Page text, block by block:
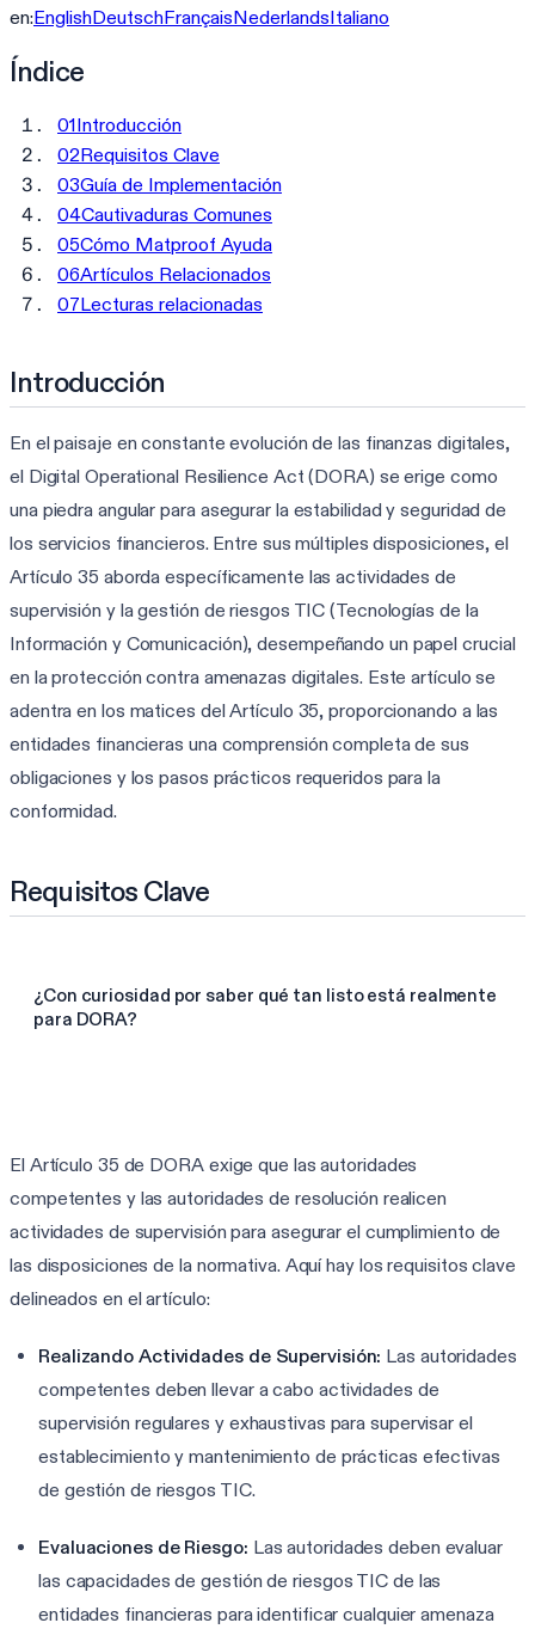
en:EnglishDeutschFrançaisNederlandsItaliano
Índice
01Introducción
02Requisitos Clave
03Guía de Implementación
04Cautivaduras Comunes
05Cómo Matproof Ayuda
06Artículos Relacionados
07Lecturas relacionadas
Introducción
En el paisaje en constante evolución de las finanzas digitales,
el Digital Operational Resilience Act (DORA) se erige como
una piedra angular para asegurar la estabilidad y seguridad de
los servicios financieros. Entre sus múltiples disposiciones, el
Artículo 35 aborda específicamente las actividades de
supervisión y la gestión de riesgos TIC (Tecnologías de la
Información y Comunicación), desempeñando un papel crucial
en la protección contra amenazas digitales. Este artículo se
adentra en los matices del Artículo 35, proporcionando a las
entidades financieras una comprensión completa de sus
obligaciones y los pasos prácticos requeridos para la
conformidad.
Requisitos Clave
¿Con curiosidad por saber qué tan listo está realmente
para DORA?
El Artículo 35 de DORA exige que las autoridades
competentes y las autoridades de resolución realicen
actividades de supervisión para asegurar el cumplimiento de
las disposiciones de la normativa. Aquí hay los requisitos clave
delineados en el artículo:
Realizando Actividades de Supervisión: Las autoridades
competentes deben llevar a cabo actividades de
supervisión regulares y exhaustivas para supervisar el
establecimiento y mantenimiento de prácticas efectivas
de gestión de riesgos TIC.
Evaluaciones de Riesgo: Las autoridades deben evaluar
las capacidades de gestión de riesgos TIC de las
entidades financieras para identificar cualquier amenaza